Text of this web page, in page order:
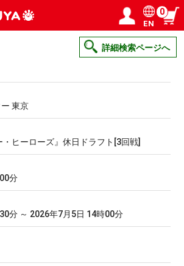
ログイン／会員登録
EN
0
詳細検索ページへ
東京
・ヒーローズ』休日ドラフト[3回戦]
分
分 ～ 2026年7月5日 14時00分